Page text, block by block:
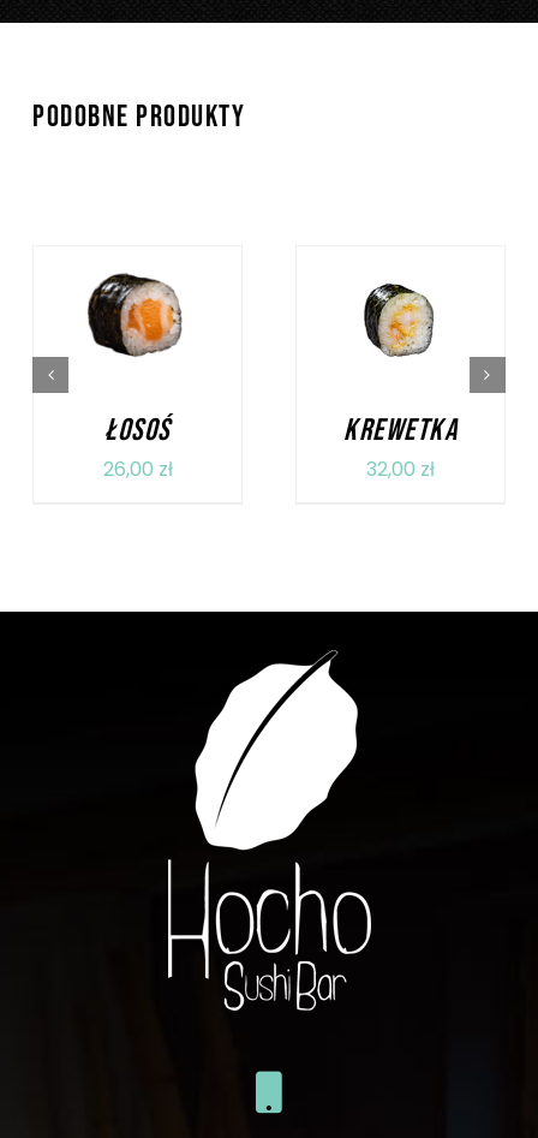
PODOBNE PRODUKTY
DODAJ DO KOSZYKA
/
SZCZEGÓŁY
ŁOSOŚ
26,00 zł
DODAJ DO KOSZYKA
SZCZEGÓŁY
KREWETKA
32,00 zł